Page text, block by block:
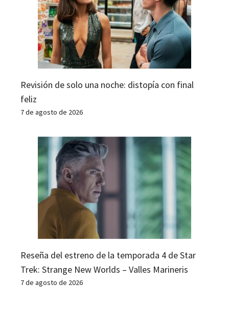
Revisión de solo una noche: distopía con final
feliz
7 de agosto de 2026
Reseña del estreno de la temporada 4 de Star
Trek: Strange New Worlds – Valles Marineris
7 de agosto de 2026